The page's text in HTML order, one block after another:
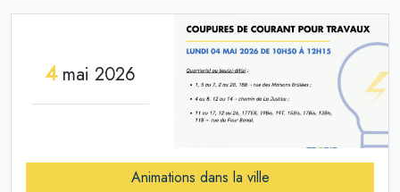
4mai 2026
Animations dans la ville